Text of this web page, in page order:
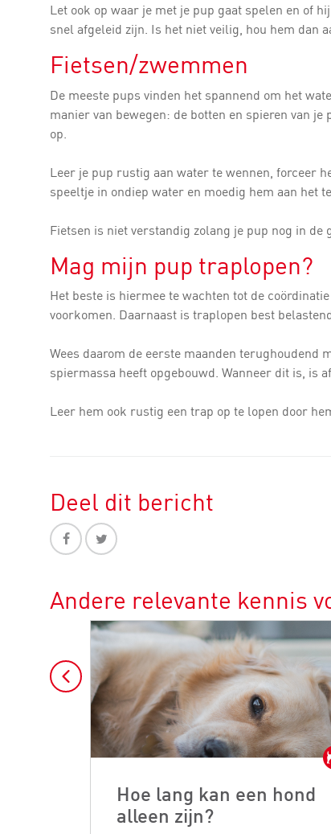
Let ook op waar je met je pup gaat spelen en of
snel afgeleid zijn. Is het niet veilig, hou hem dan
Fietsen/zwemmen
De meeste pups vinden het spannend om het
manier van bewegen: de botten en spieren van
op.
Leer je pup rustig aan water te wennen, forceer
speeltje in ondiep water en moedig hem aan het
Fietsen is niet verstandig zolang je pup nog in de
Mag mijn pup traplopen?
Het beste is hiermee te wachten tot de
voorkomen. Daarnaast is traplopen best
Wees daarom de eerste maanden terughoudend
spiermassa heeft opgebouwd. Wanneer dit is, is
Leer hem ook rustig een trap op te lopen door
Deel dit bericht
Andere relevante kennis
Hoe lang kan een hond
alleen zijn?